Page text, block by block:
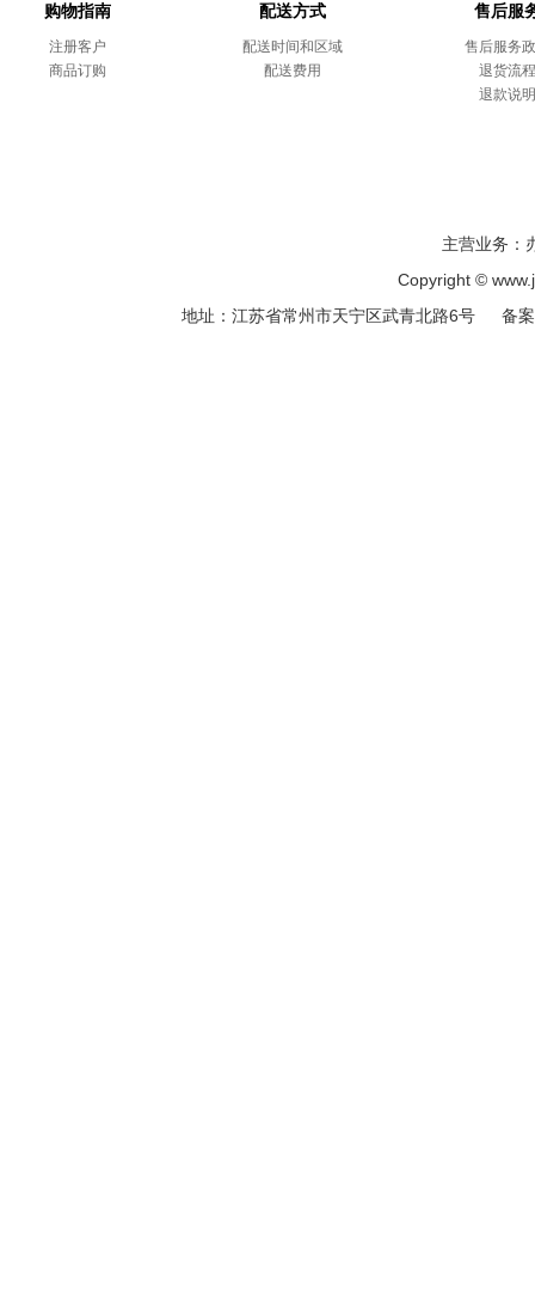
商务礼品
售后服务
购物指南
注册客户
商品订购
配送方式
配送时间和区域
配送费用
售后服
售后服务
退货流程
退款说明
主营业务：
Copyright ©
地址：江苏省常州市天宁区武青北路6号 备